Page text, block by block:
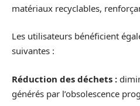
matériaux recyclables,
Les utilisateurs bénéficient
suivantes :
Réduction des déchets :
générés par l’obsolescence